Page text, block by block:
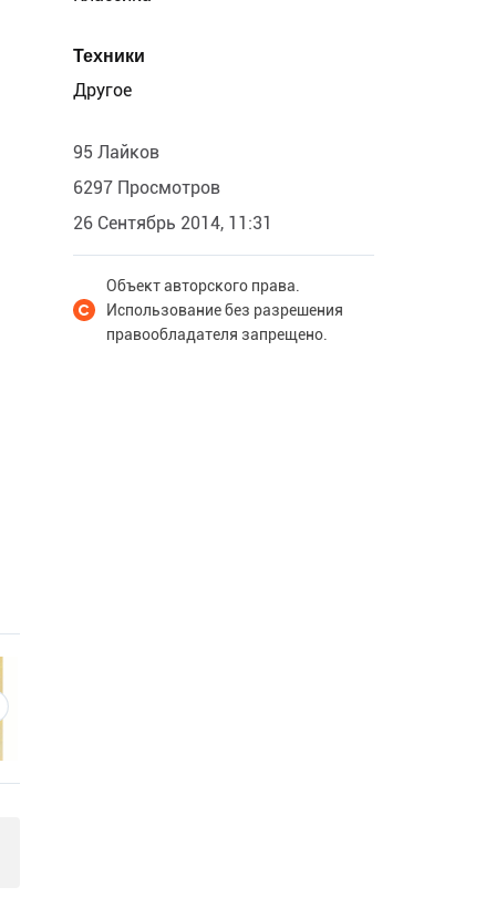
Техники
Другое
95 Лайков
6297 Просмотров
26 Сентябрь 2014, 11:31
Объект авторского права.
Использование без разрешения
правообладателя запрещено.